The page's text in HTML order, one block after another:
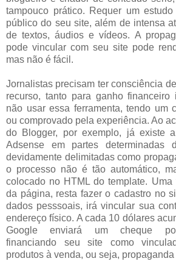
tampouco prático. Requer um
público do seu site, além de intensa
de textos, áudios e vídeos. A
pode vincular com seu site pode
mas não é fácil.
Jornalistas precisam ter consciência
recurso, tanto para ganho financeiro
não usar essa ferramenta, tendo um
ou comprovado pela experiência. Ao
do Blogger, por exemplo, já existe
Adsense em partes determinadas
devidamente delimitadas como
o processo não é tão automático,
colocado no HTML do template. Uma
da página, resta fazer o cadastro no
dados pesssoais, irá vincular sua
endereço físico. A cada 10 dólares
Google enviará um cheque por
financiando seu site como
produtos à venda, ou seja, propaganda